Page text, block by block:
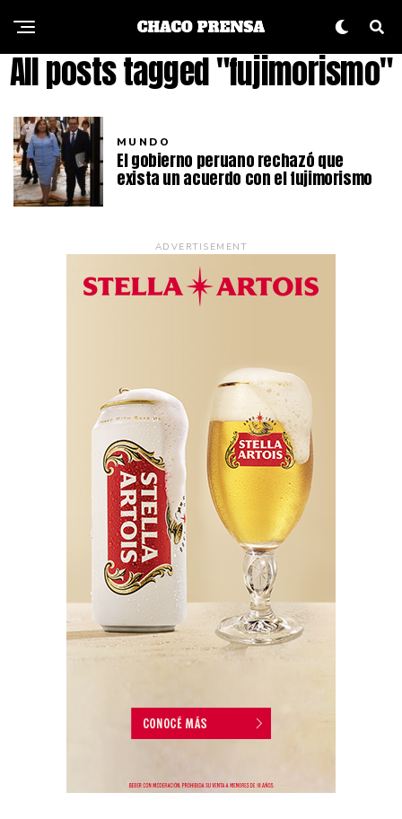
All posts tagged "fujimorismo"
MUNDO
El gobierno peruano rechazó que
exista un acuerdo con el fujimorismo
ADVERTISEMENT